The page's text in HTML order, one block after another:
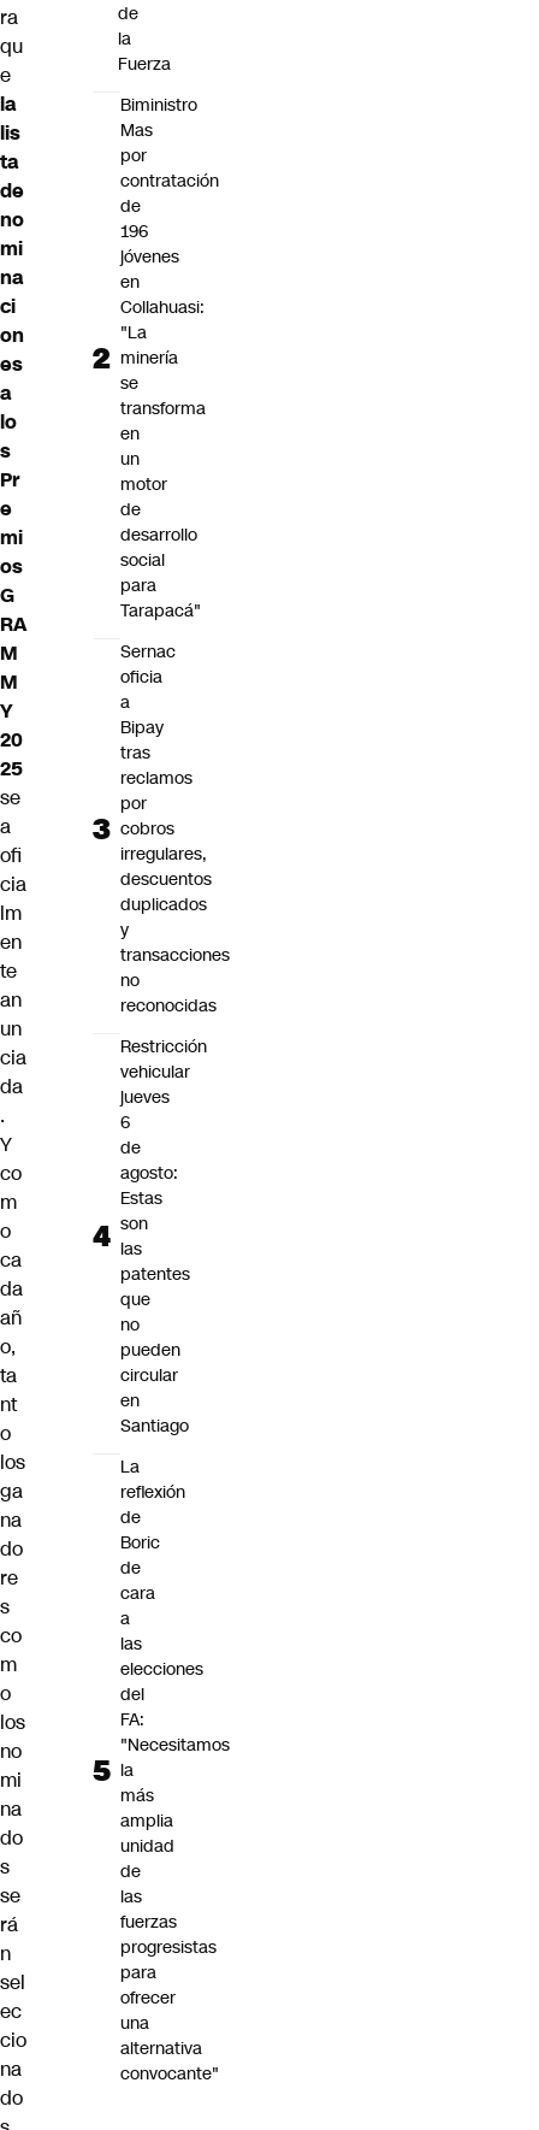
ra
qu
e
la
lis
ta
de
no
mi
na
ci
on
es
a
lo
s
Pr
e
mi
os
G
RA
M
M
Y
20
25
se
a
ofi
cia
lm
en
te
an
un
cia
da
.
Y
co
m
o
ca
da
añ
o,
ta
nt
o
los
ga
na
do
re
s
co
m
o
los
no
mi
na
do
s
se
rá
n
sel
ec
cio
na
do
de
la
Fuerza
Biministro
Mas
por
contratación
de
196
jóvenes
en
Collahuasi:
"La
minería
se
transforma
en
un
motor
de
desarrollo
social
para
Tarapacá"
Sernac
oficia
a
Bipay
tras
reclamos
por
cobros
irregulares,
descuentos
duplicados
y
transacciones
no
reconocidas
Restricción
vehicular
jueves
6
de
agosto:
Estas
son
las
patentes
que
no
pueden
circular
en
Santiago
La
reflexión
de
Boric
de
cara
a
las
elecciones
del
FA:
"Necesitamos
la
más
amplia
unidad
de
las
fuerzas
progresistas
para
ofrecer
una
alternativa
convocante"